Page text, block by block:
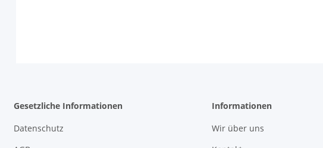
Gesetzliche Informationen
Datenschutz
Informationen
Wir über uns